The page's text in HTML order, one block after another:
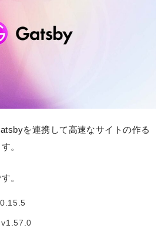
を連携して高速なサイトの作る
。
。